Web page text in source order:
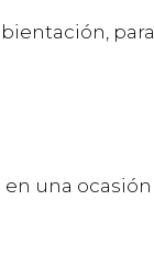
para
una ocasión